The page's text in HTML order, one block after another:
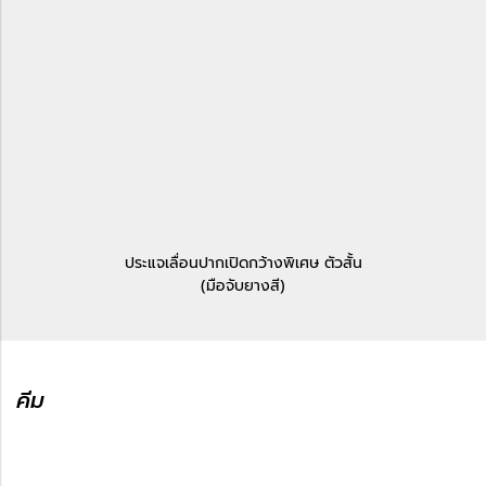
ประแจเลื่อนปากเปิดกว้างพิเศษ ตัวสั้น
(มือจับยางสี)
คีม